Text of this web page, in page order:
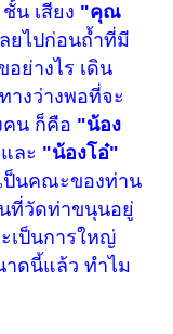
น เสียง "คุณ
ลยไปก่อนถ้ำที่มี
ย่างไร เดิน
างว่างพอที่จะ
คน ก็คือ "น้อง
และ "น้องโอ๋"
ป็นคณะของท่าน
ที่วัดท่าขนุนอยู่
เป็นการใหญ่
าดนี้แล้ว ทำไม